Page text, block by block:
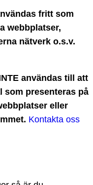
fritt som
webbplatser,
nätverk o.s.v.
användas till att
som presenteras på
eller
Kontakta oss